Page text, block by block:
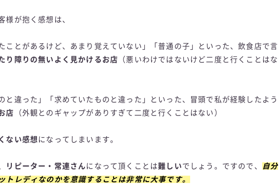
様が抱く感想は、
ことがあるけど、あまり覚えていない」「普通の子」といった、飲食店で言
り障りの無いよく見かけるお店 （悪いわけではないけど二度と行くことはな
と違った」「求めていたものと違った」といった、冒頭で私が経験したよう
店 （外観とのギャップがありすぎて二度と行くことはない）
ない感想 になってしまいます。
リピーター・常連さん になって頂くことは難しい でしょう。ですので、
自分
トレディなのかを意識することは非常に大事です。